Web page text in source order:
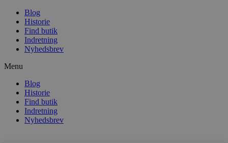
Blog
Historie
Find butik
Indretning
Nyhedsbrev
Menu
Blog
Historie
Find butik
Indretning
Nyhedsbrev